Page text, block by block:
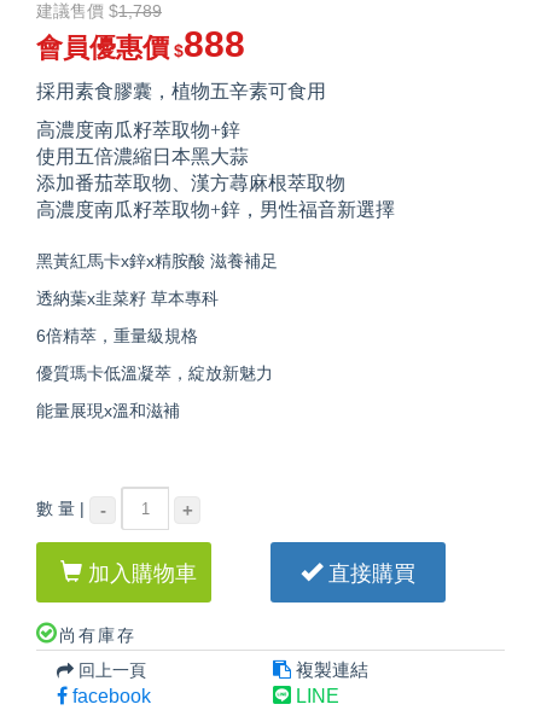
建議售價 $1,789
會員優惠價 $888
採用素食膠囊，植物五辛素可食用
高濃度南瓜籽萃取物+鋅
使用五倍濃縮日本黑大蒜
添加番茄萃取物、漢方蕁麻根萃取物
高濃度南瓜籽萃取物+鋅，男性福音新選擇
黑黃紅馬卡x鋅x精胺酸 滋養補足
透納葉x韭菜籽 草本專科
6倍精萃，重量級規格
優質瑪卡低溫凝萃，綻放新魅力
能量展現x溫和滋補
數 量 | - +
加入購物車 直接購買
尚有庫存
回上一頁
複製連結
facebook
LINE